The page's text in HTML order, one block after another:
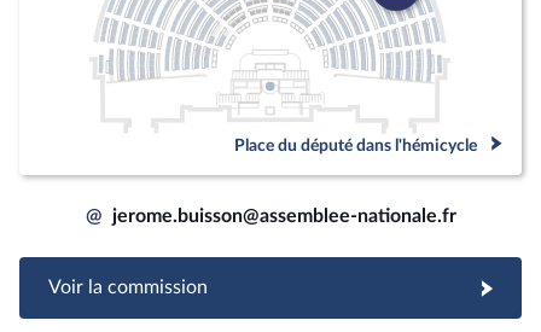
Place du député dans l'hémicycle
@ jerome.buisson@assemblee-nationale.fr
Voir la commission